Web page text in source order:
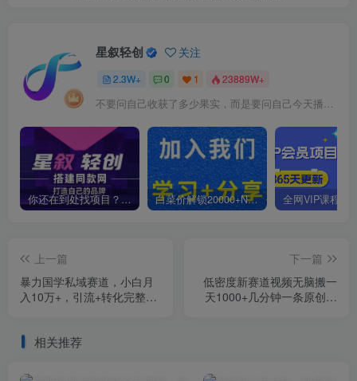
星叙轻创 关注
2.3W+ 0 1 23889W+
不要问自己收获了多少果实，而是要问自己今天播种了多少种子
你还在到处找项目？还在当韭菜？我靠卖项目一个月收入5万+，曾经我也是个失败者。 白菜价解锁20000+N个赚钱机会，加入星叙轻创会员，全站资源免费学习。
上一篇
暴力国学私域赛道，小白月
入10万+，引流+转化完整流
下一篇
低密度新赛道视频无脑搬一
天1000+几分钟一条原创视
相关推荐